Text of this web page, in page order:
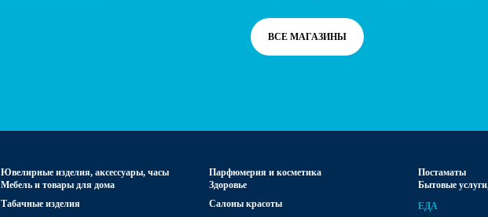
ВСЕ МАГАЗИНЫ
Ювелирные изделия, аксессуары, часы
Мебель и товары для дома
Табачные изделия
Парфюмерия и косметика
Здоровье
Салоны красоты
Постаматы
Бытовые
ЕДА